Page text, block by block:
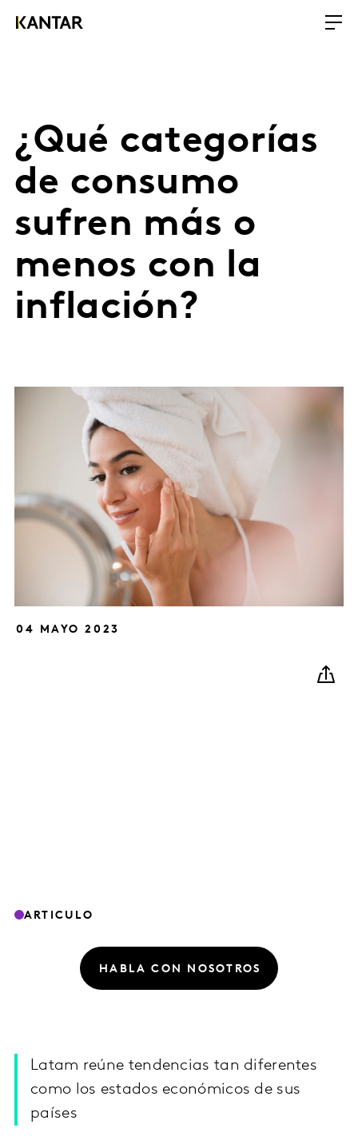
¿Qué categorías
de consumo
sufren más o
menos con la
inflación?
04 MAYO 2023
ARTICULO
HABLA CON NOSOTROS
Latam reúne tendencias tan diferentes
como los estados económicos de sus
países